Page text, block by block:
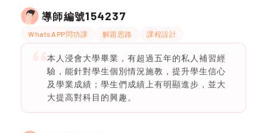
導師編號154237
WhatsAPP問功課 解題思路 課程設計
本人浸會大學畢業，有超過五年的私人補習經
驗，能針對學生個別情況施教，提升學生信心
及學業成績；學生們成績上有明顯進步，並大
大提高對科目的興趣。